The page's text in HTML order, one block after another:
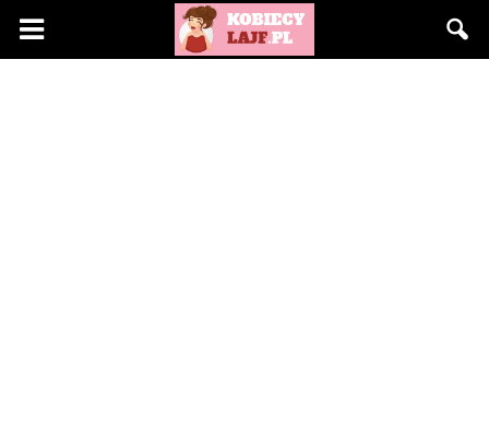
KobiecyLajf.pl